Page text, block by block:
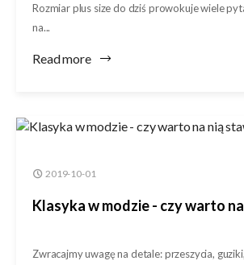
Rozmiar plus size do dziś prowokuje wiele
na...
Read more
2019-10-01
Klasyka w modzie - czy warto
Zwracajmy uwagę na detale: przeszycia,